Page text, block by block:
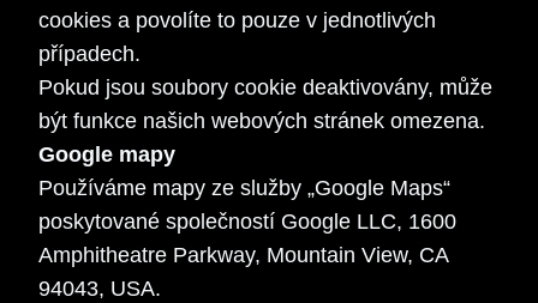
cookies a povolíte to pouze v jednotlivých
případech.
Pokud jsou soubory cookie deaktivovány, může
být funkce našich webových stránek omezena.
Google mapy
Používáme mapy ze služby „Google Maps“
poskytované společností Google LLC, 1600
Amphitheatre Parkway, Mountain View, CA
94043, USA.